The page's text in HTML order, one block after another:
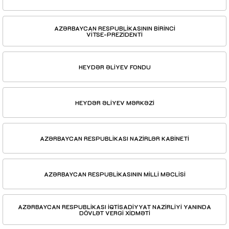
AZƏRBAYCAN RESPUBLİKASININ BİRİNCİ
VİTSE-PREZİDENTİ
HEYDƏR ƏLİYEV FONDU
HEYDƏR ƏLİYEV MƏRKƏZİ
AZƏRBAYCAN RESPUBLİKASI NAZİRLƏR KABİNETİ
AZƏRBAYCAN RESPUBLİKASININ MİLLİ MƏCLİSİ
AZƏRBAYCAN RESPUBLİKASI İQTİSADİYYAT NAZİRLİYİ YANINDA
DÖVLƏT VERGİ XİDMƏTİ